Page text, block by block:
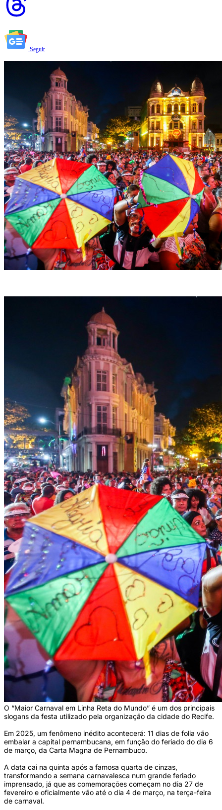
Seguir
O “Maior Carnaval em Linha Reta do Mundo” é um dos principais
slogans da festa utilizado pela organização da cidade do Recife.
Em 2025, um fenômeno inédito acontecerá: 11 dias de folia vão
embalar a capital pernambucana, em função do feriado do dia 6
de março, da Carta Magna de Pernambuco.
A data cai na quinta após a famosa quarta de cinzas,
transformando a semana carnavalesca num grande feriado
imprensado, já que as comemorações começam no dia 27 de
fevereiro e oficialmente vão até o dia 4 de março, na terça-feira
de carnaval.